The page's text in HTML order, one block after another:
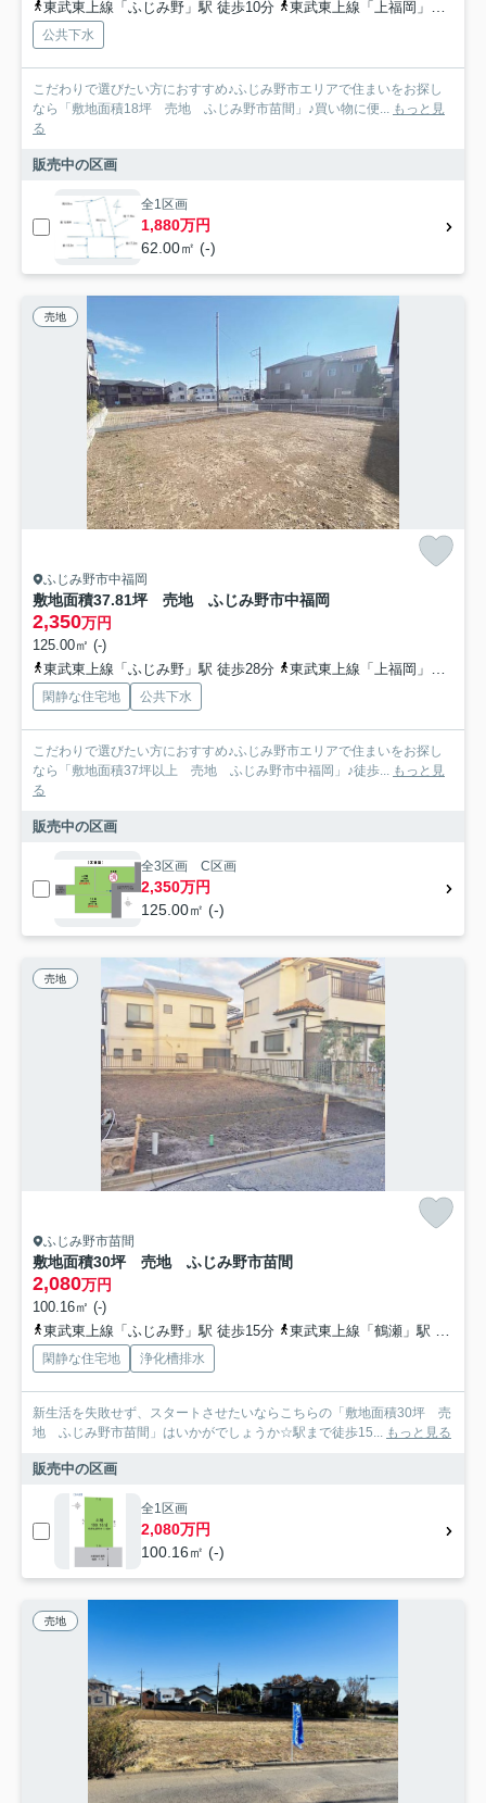
東武東上線「ふじみ野」駅 徒歩10分
東武東上線「上福岡」駅 バス10分 市内循環ワゴン ふじみん号「苗間」 停歩1分
公共下水
こだわりで選びたい方におすすめ♪ふじみ野市エリアで住まいをお探し
なら「敷地面積18坪 売地 ふじみ野市苗間」♪買い物に便... もっと見
る
販売中の区画
全1区画
1,880万円
62.00㎡ (-)
売地
ふじみ野市中福岡
敷地面積37.81坪 売地 ふじみ野市中福岡
2,350万円
125.00㎡ (-)
東武東上線「ふじみ野」駅 徒歩28分
東武東上線「上福岡」駅 徒歩29分
閑静な住宅地 公共下水
こだわりで選びたい方におすすめ♪ふじみ野市エリアで住まいをお探し
なら「敷地面積37坪以上 売地 ふじみ野市中福岡」♪徒歩... もっと見
る
販売中の区画
全3区画 C区画
2,350万円
125.00㎡ (-)
売地
ふじみ野市苗間
敷地面積30坪 売地 ふじみ野市苗間
2,080万円
100.16㎡ (-)
東武東上線「ふじみ野」駅 徒歩15分
東武東上線「鶴瀬」駅 徒歩27分
閑静な住宅地 浄化槽排水
新生活を失敗せず、スタートさせたいならこちらの「敷地面積30坪 売
地 ふじみ野市苗間」はいかがでしょうか☆駅まで徒歩15... もっと見る
販売中の区画
全1区画
2,080万円
100.16㎡ (-)
売地